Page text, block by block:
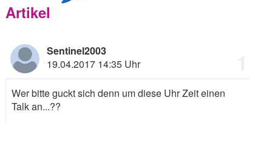
Artikel
Sentinel2003
19.04.2017 14:35 Uhr
Wer bitte guckt sich denn um diese Uhr Zeit einen
Talk an...??